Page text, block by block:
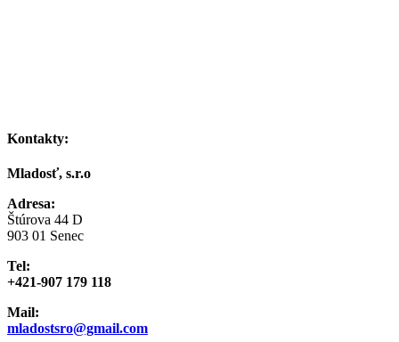
Kontakty:
Mladosť, s.r.o
Adresa:
Štúrova 44 D
903 01 Senec
Tel:
+421-907 179 118
Mail:
mladostsro@gmail.com